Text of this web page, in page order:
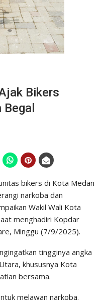
Bikers
bikers di Kota Medan
narkoba dan
Wakil Wali Kota
menghadiri Kopdar
Minggu (7/9/2025).
tingginya angka
khususnya Kota
bersama.
melawan narkoba.